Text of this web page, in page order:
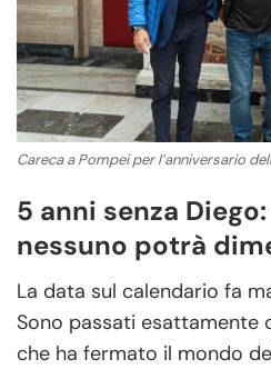
Careca a Pompei per l’anniversario
5 anni senza
nessuno potrà
La data sul calendario fa
Sono passati esattamente
che ha fermato il mondo